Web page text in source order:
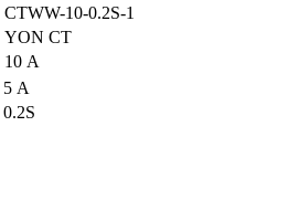
CTWW-10-0.2S-1
YON CT
10 А
5 А
0.2S